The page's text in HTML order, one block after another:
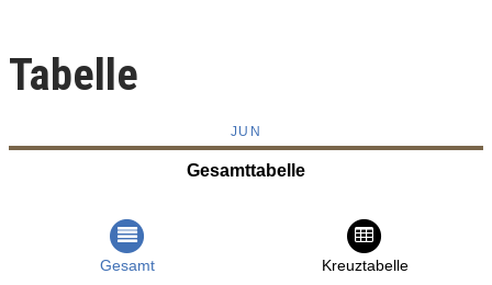
Tabelle
JUN
Gesamttabelle
Gesamt Kreuztabelle